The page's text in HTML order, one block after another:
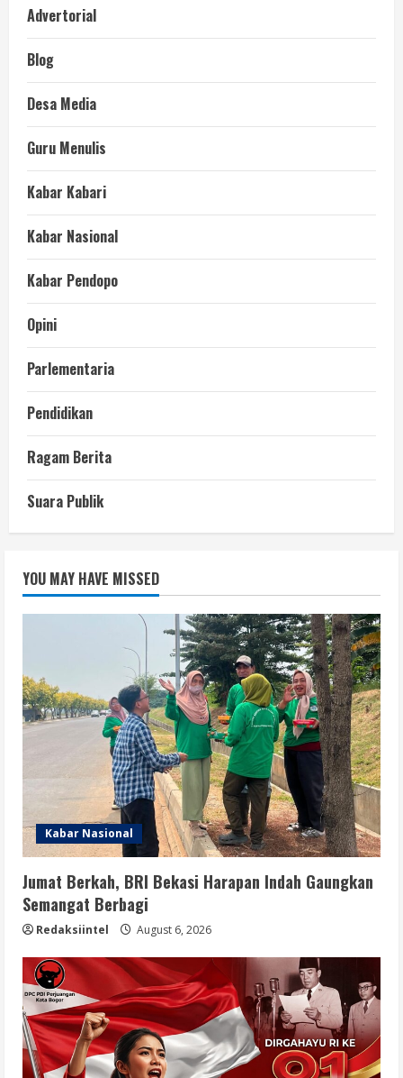
Advertorial
Blog
Desa Media
Guru Menulis
Kabar Kabari
Kabar Nasional
Kabar Pendopo
Opini
Parlementaria
Pendidikan
Ragam Berita
Suara Publik
YOU MAY HAVE MISSED
Kabar Nasional
Jumat Berkah, BRI Bekasi Harapan Indah Gaungkan
Semangat Berbagi
Redaksiintel August 6, 2026